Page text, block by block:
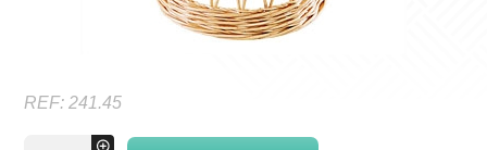
REF:241.45
+